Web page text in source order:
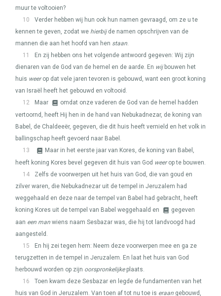
muur te voltooien?
10
Verder hebben wij hun ook hun namen gevraagd, om ze u te
kennen te geven, zodat we hierbijde namen opschrijven van de
mannen die aan het hoofd van hen staan.
11
En zij hebben ons het volgende antwoord gegeven: Wij zijn
dienaren van de God van de hemel en de aarde. En wijbouwen het
huis weerop dat vele jaren tevoren is gebouwd, want een groot koning
van Israël heeft het gebouwd en voltooid.
12
Maar
omdat onze vaderen de God van de hemel hadden
vertoornd, heeft Hij hen in de hand van Nebukadnezar, de koning van
Babel, de Chaldeeër, gegeven, die dit huis heeft vernield en het volk in
ballingschap heeft gevoerd naar Babel.
13
Maar in het eerste jaar van Kores, de koning van Babel,
heeft koning Kores bevel gegeven dit huis van God weerop te bouwen.
14
Zelfs de voorwerpen uit het huis van God, die van goud en
zilver waren, die Nebukadnezar uit de tempel in Jeruzalem had
weggehaald en deze naar de tempel van Babel had gebracht, heeft
koning Kores uit de tempel van Babel weggehaald en
gegeven
aan een man wiens naam Sesbazar was, die hij tot landvoogd had
aangesteld.
15
En hij zei tegen hem: Neem deze voorwerpen mee en ga ze
terugzetten in de tempel in Jeruzalem. En laat het huis van God
herbouwd worden op zijn oorspronkelijkeplaats.
16
Toen kwam deze Sesbazar en legde de fundamenten van het
huis van God in Jeruzalem. Van toen af tot nu toe is eraan gebouwd,